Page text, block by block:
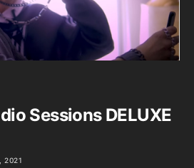
Sessions DELUXE
2021